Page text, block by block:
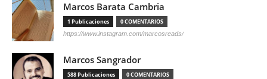
Marcos Barata Cambria
1 Publicaciones 0 COMENTARIOS
https://www.instagram.com/marcosreads/
Marcos Sangrador
588 Publicaciones 0 COMENTARIOS